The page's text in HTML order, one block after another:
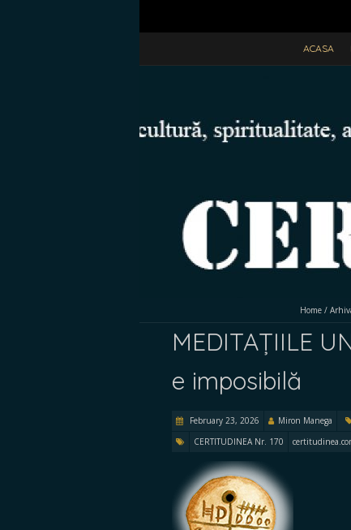
ACASA
Home /
MEDITAȚIILE
e imposibilă
February 23, 2026 Miron Manega
CERTITUDINEA Nr. 170